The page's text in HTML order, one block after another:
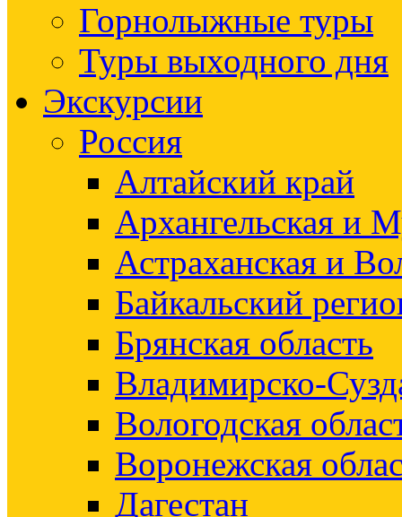
Горнолыжные туры
Туры выходного дня
Экскурсии
Россия
Алтайский край
Архангельская и
Астраханская и
Байкальский
Брянская область
Владимирско-
Вологодская
Воронежская
Дагестан